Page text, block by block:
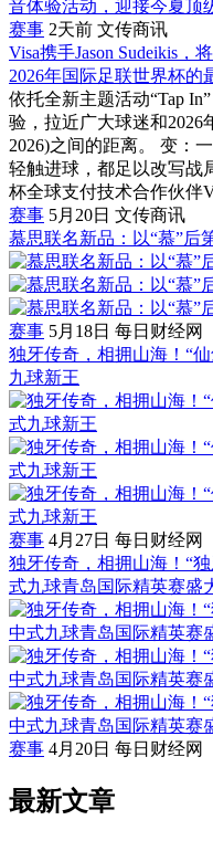
音体验活动，迎接今夏顶
赛事 2天前 文传商讯
Visa携手Jason Sudeikis
2026年国际足联世界杯的
依托全新主题活动“Tap
验，拉近广大球迷和2026
2026)之间的距离。 变：
轻触进球，都足以改写战
杯全球支付技术合作伙伴
赛事 5月20日 文传商讯
慕思联名新品：以“慕”后
赛事 5月18日 每日财经网
独牙传奇，相拥山海！“
九球新王
赛事 4月27日 每日财经网
独牙传奇，相拥山海！“
式九球青岛国际精英赛盛
赛事 4月20日 每日财经网
最新文章